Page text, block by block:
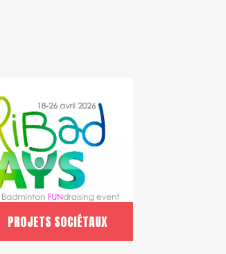
PROJETS SOCIÉTAUX